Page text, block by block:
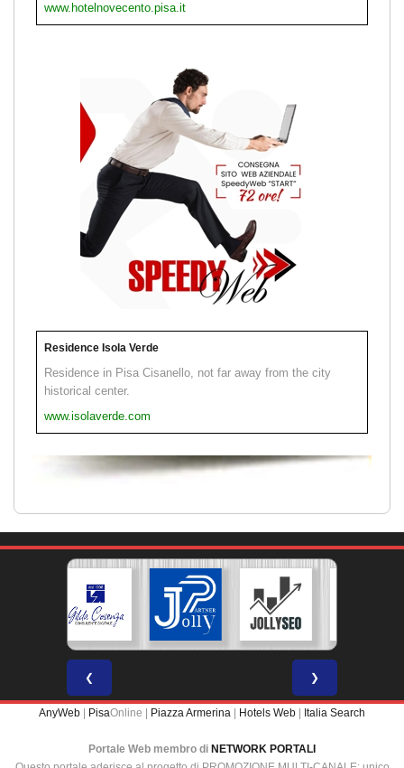
www.hotelnovecento.pisa.it
Residence Isola Verde
Residence in Pisa Cisanello, not far away from the city
historical center.
www.isolaverde.com
❮ ❯
AnyWeb PisaOnline | Piazza Armerina Hotels Web Italia Search
Portale Web membro di NETWORK PORTALI